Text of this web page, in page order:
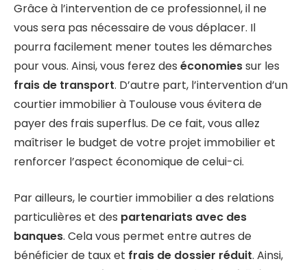
Grâce à l’intervention de ce professionnel, il ne
vous sera pas nécessaire de vous déplacer. Il
pourra facilement mener toutes les démarches
pour vous. Ainsi, vous ferez des économiessur les
frais de transport. D’autre part, l’intervention d’un
courtier immobilier à Toulouse vous évitera de
payer des frais superflus. De ce fait, vous allez
maîtriser le budget de votre projet immobilier et
renforcer l’aspect économique de celui-ci.
Par ailleurs, le courtier immobilier a des relations
particulières et des partenariats avec des
banques. Cela vous permet entre autres de
bénéficier de taux et frais de dossier réduit. Ainsi,